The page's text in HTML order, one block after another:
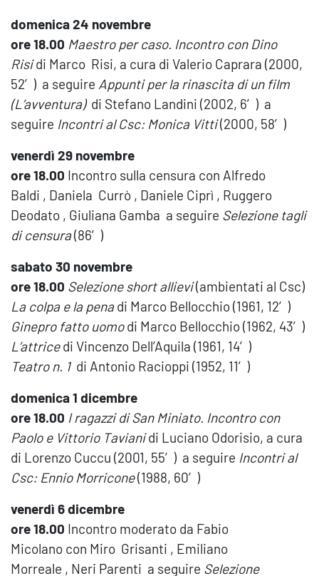
domenica 24 novembre
ore 18.00 Maestro per caso. Incontro con Dino
Risidi Marco Risi, a cura di Valerio Caprara (2000,
52′) a seguire Appunti per la rinascita di un film
(L’avventura) di Stefano Landini (2002, 6′) a
seguire Incontri al Csc: Monica Vitti(2000, 58′)
venerdì 29 novembre
ore 18.00 Incontro sulla censura con Alfredo
Baldi , Daniela Currò , Daniele Ciprì , Ruggero
Deodato , Giuliana Gamba a seguire Selezione tagli
di censura(86′)
sabato 30 novembre
ore 18.00 Selezione short allievi(ambientati al Csc)
La colpa e la penadi Marco Bellocchio (1961, 12′)
Ginepro fatto uomodi Marco Bellocchio (1962, 43′)
L’attricedi Vincenzo Dell’Aquila (1961, 14′)
Teatro n. 1di Antonio Racioppi (1952, 11′)
domenica 1 dicembre
ore 18.00 I ragazzi di San Miniato. Incontro con
Paolo e Vittorio Tavianidi Luciano Odorisio, a cura
di Lorenzo Cuccu (2001, 55′) a seguire Incontri al
Csc: Ennio Morricone(1988, 60′)
venerdì 6 dicembre
ore 18.00 Incontro moderato da Fabio
Micolano con Miro Grisanti , Emiliano
Morreale , Neri Parenti a seguire Selezione